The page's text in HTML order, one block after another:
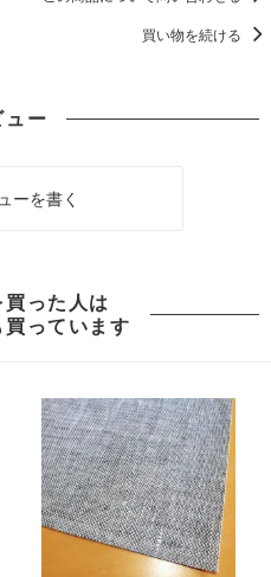
買い物を続ける
ュー
ーを書く
った人は
っています